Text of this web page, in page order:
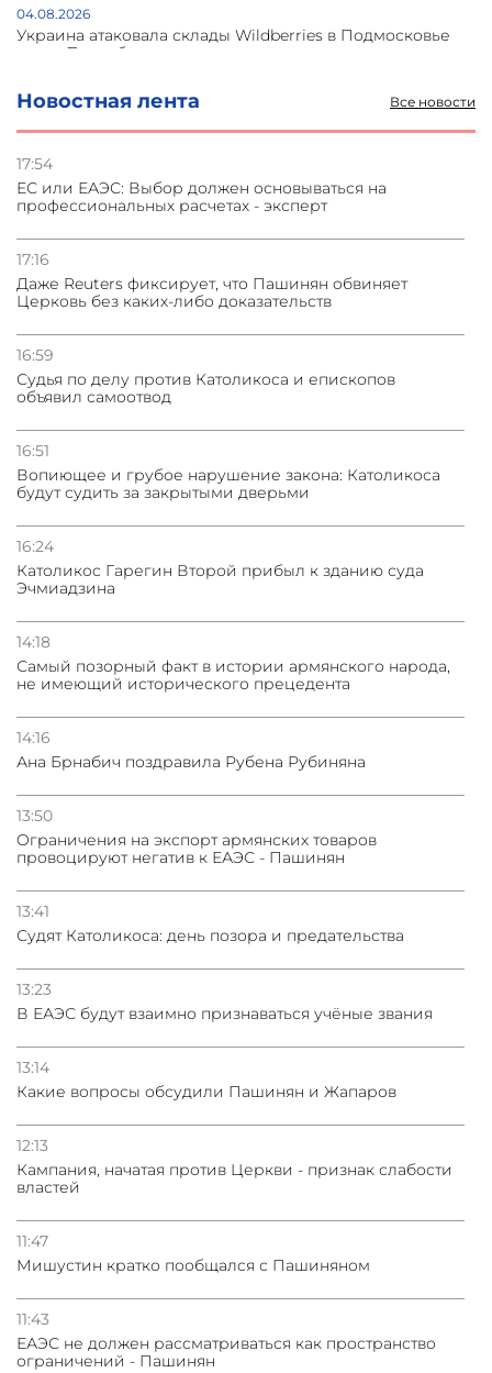
Новостная лента Все новости
17:54
ЕС или ЕАЭС: Выбор должен основываться на
профессиональных расчетах - эксперт
17:16
Даже Reuters фиксирует, что Пашинян обвиняет
Церковь без каких-либо доказательств
16:59
Судья по делу против Католикоса и епископов
объявил самоотвод
16:51
Вопиющее и грубое нарушение закона: Католикоса
будут судить за закрытыми дверьми
16:24
Католикос Гарегин Второй прибыл к зданию суда
Эчмиадзина
14:18
Самый позорный факт в истории армянского народа,
не имеющий исторического прецедента
14:16
Ана Брнабич поздравила Рубена Рубиняна
13:50
Oграничения на экспорт армянских товаров
провоцируют негатив к ЕАЭС - Пашинян
13:41
Судят Католикоса: день позора и предательства
13:23
В ЕАЭС будут взаимно признаваться учёные звания
13:14
Какие вопросы обсудили Пашинян и Жапаров
12:13
Кампания, начатая против Церкви - признак слабости
властей
11:47
Мишустин кратко пообщался с Пашиняном
11:43
ЕАЭС не должен рассматриваться как пространство
ограничений - Пашинян
04.08.2026
Украина атаковала склады Wildberries в Подмосковье
и под Петербургом
03.08.2026
Стратегия безопасности ОДКБ допускает применение
03.08.2026
31.07.2026
погрануправления СНБ Армении в Тбилиси